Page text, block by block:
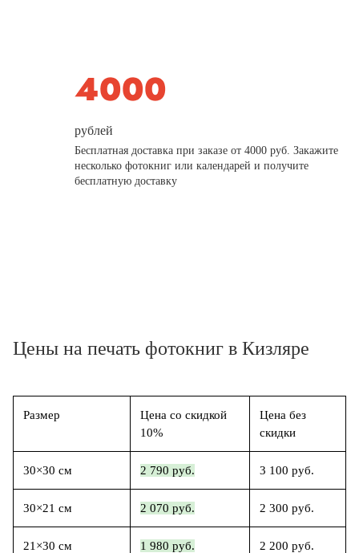
рублей
Бесплатная доставка при заказе от 4000 руб. Закажите
несколько фотокниг или календарей и получите
бесплатную доставку
Цены на печать фотокниг в Кизляре
Размер
Цена со скидкой
10%
Цена без
скидки
30×30 см 2 790 руб. 3 100 руб.
30×21 см 2 070 руб. 2 300 руб.
21×30 см 1 980 руб. 2 200 руб.